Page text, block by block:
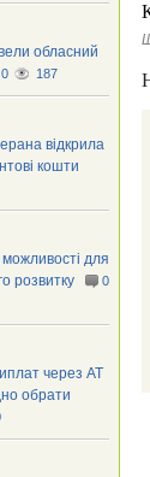
обласний
0 187
відкрила
кошти
можливості для
розвитку
0
через АТ
обрати